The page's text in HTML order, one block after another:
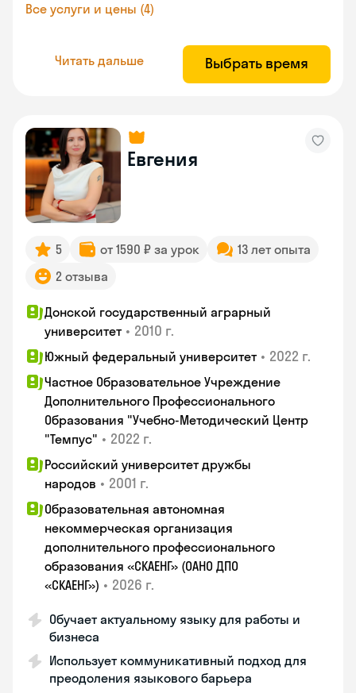
Все услуги и цены (4)
Читать дальше Выбрать время
Евгения
5 от 1590 ₽ за урок
13 лет опыта
2 отзыва
Донской государственный аграрный
университет • 2010 г.
Южный федеральный университет • 2022 г.
Частное Образовательное Учреждение
Дополнительного Профессионального
Образования "Учебно-Методический Центр
"Темпус" • 2022 г.
Российский университет дружбы
народов • 2001 г.
Образовательная автономная
некоммерческая организация
дополнительного профессионального
образования «СКАЕНГ» (ОАНО ДПО
«СКАЕНГ») • 2026 г.
Обучает актуальному языку для работы и
бизнеса
Использует коммуникативный подход для
преодоления языкового барьера